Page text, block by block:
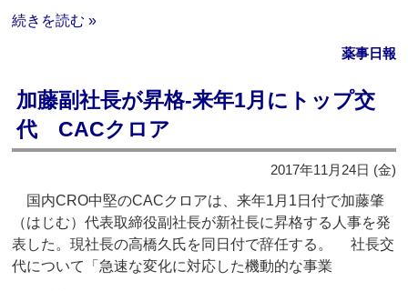
続きを読む »
薬事日報
加藤副社長が昇格‐来年1月にトップ交
代 CACクロア
2017年11月24日 (金)
国内CRO中堅のCACクロアは、来年1月1日付で加藤肇
（はじむ）代表取締役副社長が新社長に昇格する人事を発
表した。現社長の高橋久氏を同日付で辞任する。 社長交
代について「急速な変化に対応した機動的な事業